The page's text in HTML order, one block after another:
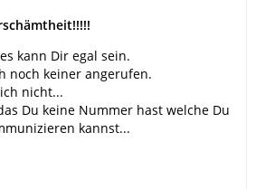
kann Dir egal sein.
noch keiner angerufen.
nicht...
Du keine Nummer hast welche Du
kannst...